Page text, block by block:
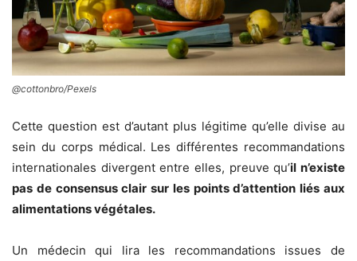
@cottonbro/Pexels
Cette question est d’autant plus légitime qu’elle divise au
sein du corps médical. Les différentes recommandations
internationales divergent entre elles, preuve qu’il n’existe
pas de consensus clair sur les points d’attention liés aux
alimentations végétales.
Un médecin qui lira les recommandations issues de